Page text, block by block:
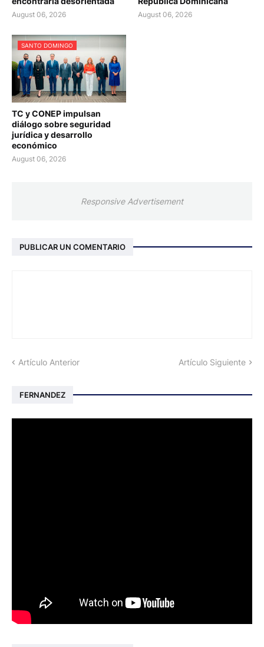
August 06, 2026 August 06, 2026
SANTO DOMINGO
TC y CONEP impulsan
diálogo sobre seguridad
jurídica y desarrollo
económico
August 06, 2026
Responsive Advertisement
PUBLICAR UN COMENTARIO
Artículo Anterior Artículo Siguiente
FERNANDEZ